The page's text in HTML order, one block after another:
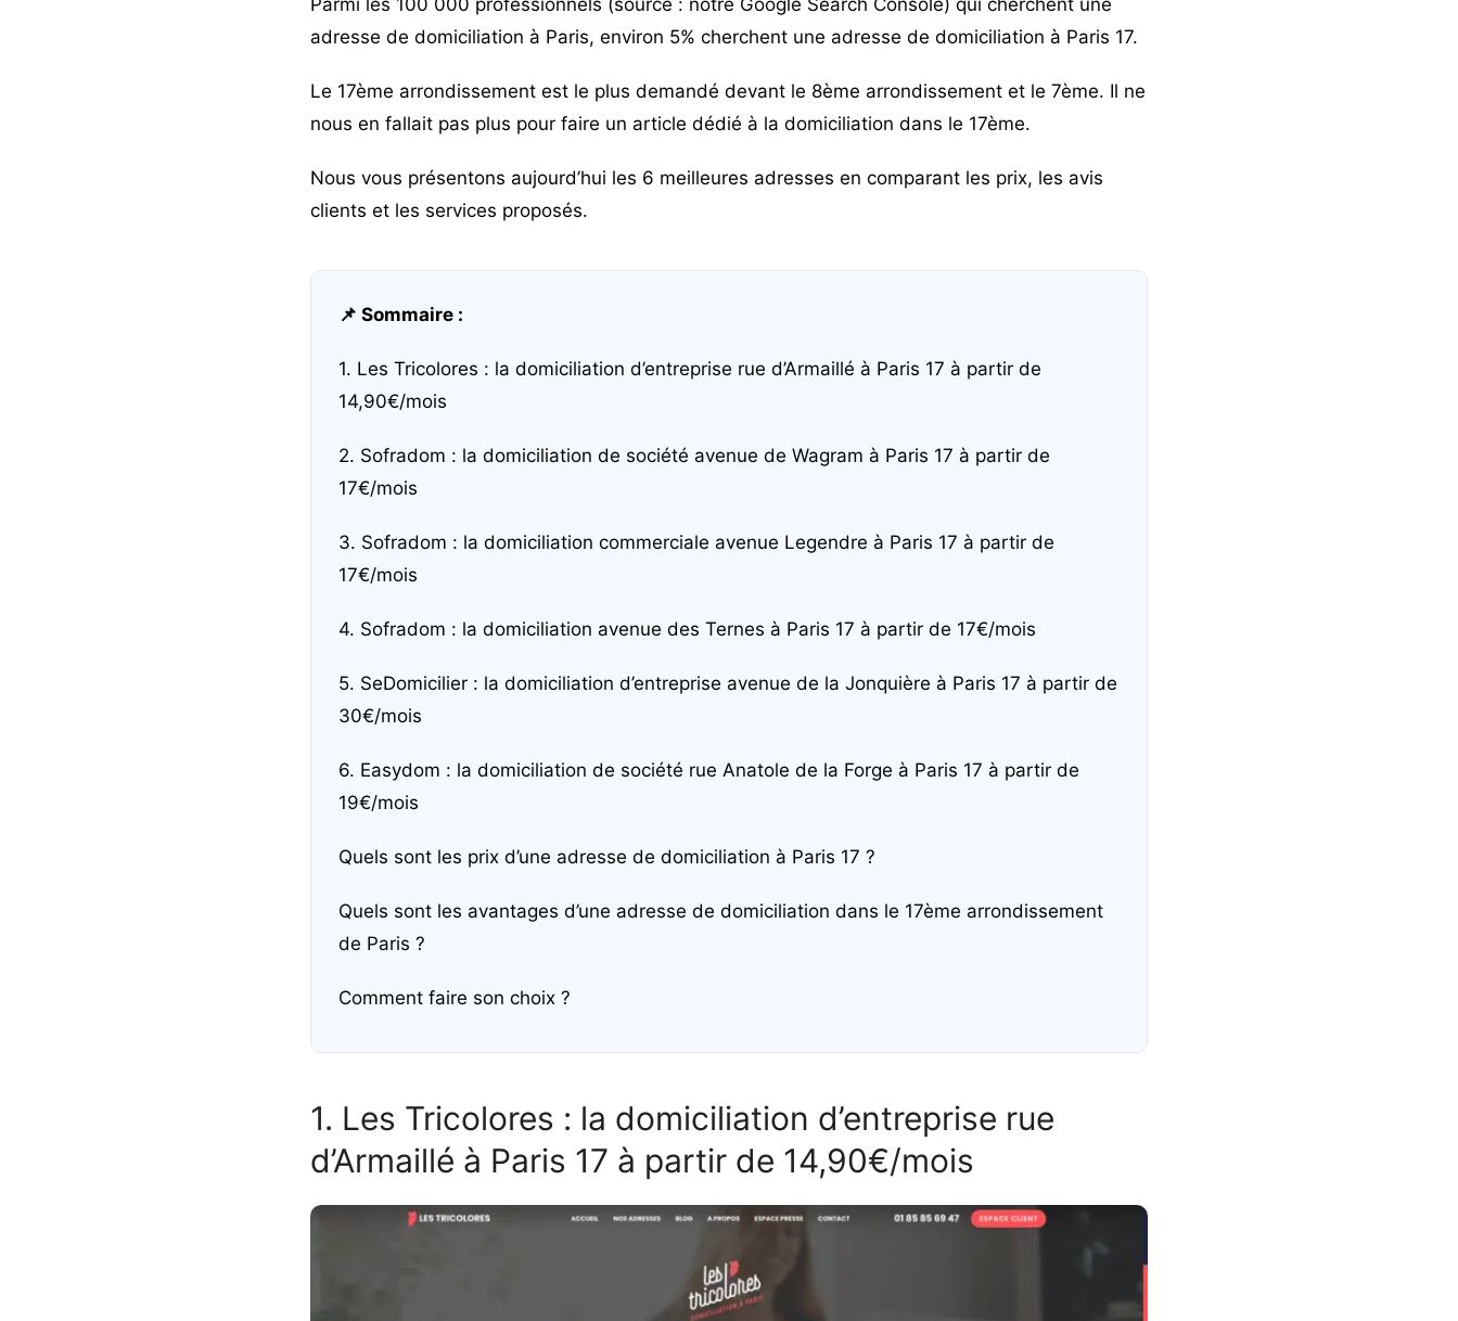
adresse de domiciliation à Paris, environ 5% cherchent une adresse de domiciliation à Paris 17.
Le 17ème arrondissement est le plus demandé devant le 8ème arrondissement et le 7ème. Il ne
nous en fallait pas plus pour faire un article dédié à la domiciliation dans le 17ème.
Nous vous présentons aujourd’hui les 6 meilleures adresses en comparant les prix, les avis
clients et les services proposés.
📌 Sommaire :
1. Les Tricolores : la domiciliation d’entreprise rue d’Armaillé à Paris 17 à partir de
14,90€/mois
2. Sofradom : la domiciliation de société avenue de Wagram à Paris 17 à partir de
17€/mois
3. Sofradom : la domiciliation commerciale avenue Legendre à Paris 17 à partir de
17€/mois
4. Sofradom : la domiciliation avenue des Ternes à Paris 17 à partir de 17€/mois
5. SeDomicilier : la domiciliation d’entreprise avenue de la Jonquière à Paris 17 à partir de
30€/mois
6. Easydom : la domiciliation de société rue Anatole de la Forge à Paris 17 à partir de
19€/mois
Quels sont les prix d’une adresse de domiciliation à Paris 17 ?
Quels sont les avantages d’une adresse de domiciliation dans le 17ème arrondissement
de Paris ?
Comment faire son choix ?
1. Les Tricolores : la domiciliation d’entreprise rue
d’Armaillé à Paris 17 à partir de 14,90€/mois